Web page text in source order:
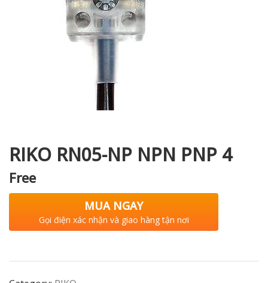
RIKO RN05-NP NPN PNP 4
Free
MUA NGAY
Gọi điện xác nhận và giao hàng tận nơi